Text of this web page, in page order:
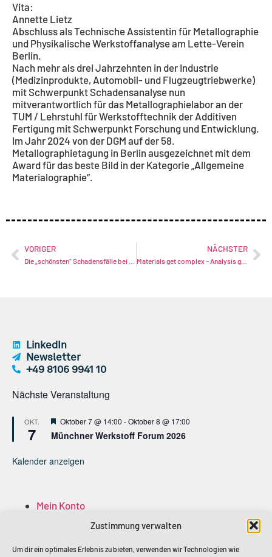
Zustimmung verwalten
Um dir ein optimales Erlebnis zu bieten, verwenden wir Technologien wie
Vita:
Annette Lietz
Abschluss als Technische Assistentin für Metallographie
und Physikalische Werkstoffanalyse am Lette-Verein
Berlin.
Nach mehr als drei Jahrzehnten in der Industrie
(Medizinprodukte, Automobil- und Flugzeugtriebwerke)
mit Schwerpunkt Schadensanalyse nun
mitverantwortlich für das Metallographielabor an der
TUM / Lehrstuhl für Werkstofftechnik der Additiven
Fertigung mit Schwerpunkt Forschung und Entwicklung.
Im Jahr 2024 von der DGM auf der 58.
Metallographietagung in Berlin ausgezeichnet mit dem
Award für das beste Bild in der Kategorie „Allgemeine
Materialographie“.
VORIGER NÄCHSTER
Materials get complex – Analysis gets simple – ZEISS ZEN Core: Your Software Suite for connected microscopy | Christoph Hahn, Zeiss
LinkedIn
Newsletter
+49 8106 9941 10
Nächste Veranstaltung
OKT.
7
Hervorgehoben
Oktober 7 @ 14:00 -Oktober 8 @ 17:00
Münchner Werkstoff Forum 2026
Kalender anzeigen
Mein Konto